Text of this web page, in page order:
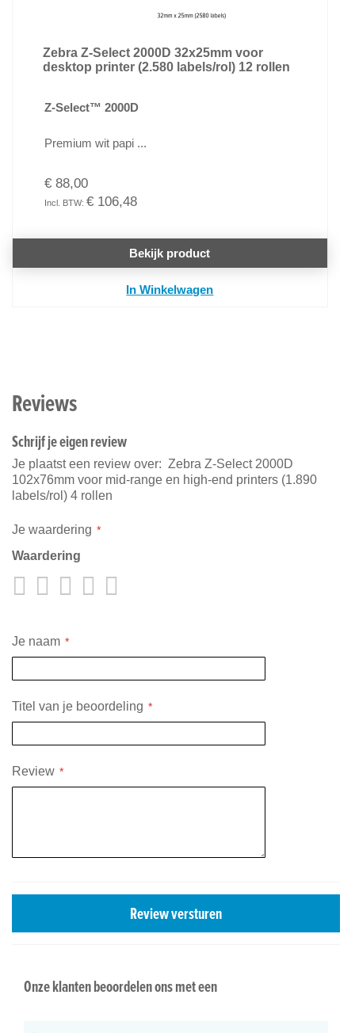
Zebra Z-Select 2000D 32x25mm voor
desktop printer (2.580 labels/rol) 12 rollen
Z-Select™ 2000D
Premium wit papi ...
€ 88,00
€ 106,48
Bekijk product
In Winkelwagen
Reviews
Schrijf je eigen review
Je plaatst een review over: Zebra Z-Select 2000D
102x76mm voor mid-range en high-end printers (1.890
labels/rol) 4 rollen
Je waardering
Waardering
1
star
2
stars
3
stars
4
stars
Je naam
Titel van je beoordeling
Review
Review versturen
Onze klanten beoordelen ons met een